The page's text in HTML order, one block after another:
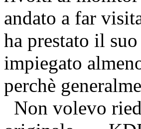
andato a far
ha prestato il
impiegato
perchè
Non volevo